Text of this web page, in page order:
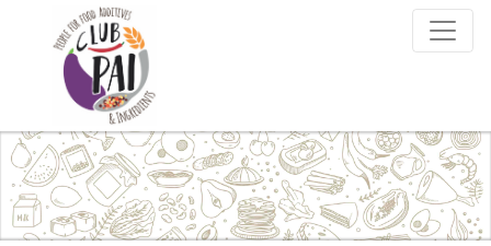
Skip to content